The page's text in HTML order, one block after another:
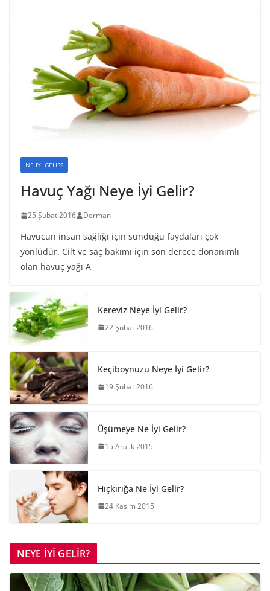
NE İYİ GELİR?
Havuç Yağı Neye İyi Gelir?
25 Şubat 2016 Derman
Havucun insan sağlığı için sunduğu faydaları çok
yönlüdür. Cilt ve saç bakımı için son derece donanımlı
olan havuç yağı A,
Kereviz Neye İyi Gelir?
22 Şubat 2016
Keçiboynuzu Neye İyi Gelir?
19 Şubat 2016
Üşümeye Ne İyi Gelir?
15 Aralık 2015
Hıçkırığa Ne İyi Gelir?
24 Kasım 2015
NEYE İYİ GELİR?